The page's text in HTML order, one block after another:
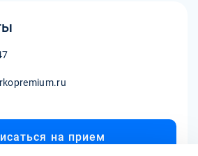
терапию.проблемы с сердцем, печенью
на используемые препараты.
пациента и
на прием